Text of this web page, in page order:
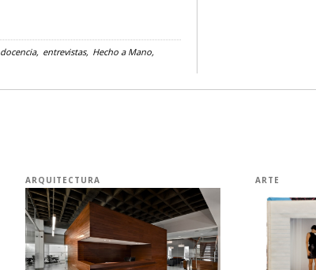
docencia entrevistas Hecho a Mano
ARQUITECTURA ARTE